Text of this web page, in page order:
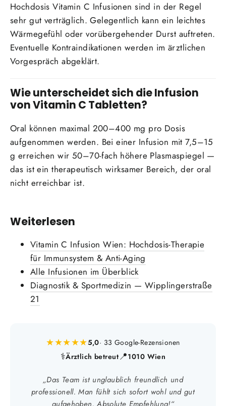
Hochdosis Vitamin C Infusionen sind in der Regel
sehr gut verträglich. Gelegentlich kann ein leichtes
Wärmegefühl oder vorübergehender Durst auftreten.
Eventuelle Kontraindikationen werden im ärztlichen
Vorgespräch abgeklärt.
Wie unterscheidet sich die Infusion
von Vitamin C Tabletten?
Oral können maximal 200–400 mg pro Dosis
aufgenommen werden. Bei einer Infusion mit 7,5–15
g erreichen wir 50–70-fach höhere Plasmaspiegel —
das ist ein therapeutisch wirksamer Bereich, der oral
nicht erreichbar ist.
Weiterlesen
Vitamin C Infusion Wien: Hochdosis-Therapie
für Immunsystem & Anti-Aging
Alle Infusionen im Überblick
Diagnostik & Sportmedizin — Wipplingerstraße
21
★★★★★5,0· 33 Google-Rezensionen
⚕Ärztlich betreut📍1010 Wien
„Das Team ist unglaublich freundlich und
professionell. Man fühlt sich sofort wohl und gut